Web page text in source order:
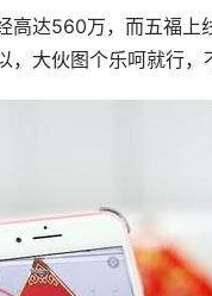
高达560万，而五福
大伙图个乐呵就行，